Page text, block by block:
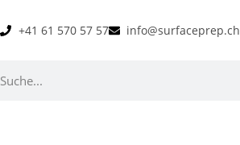
+41 61 570 57 57 info@surfaceprep.ch